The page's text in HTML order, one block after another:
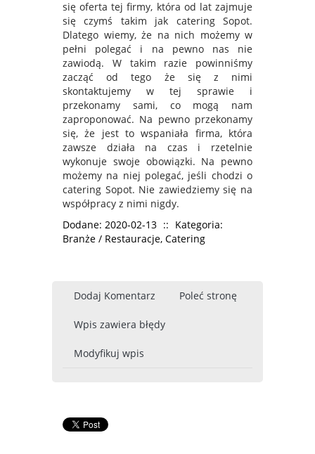
się oferta tej firmy, która od lat zajmuje
się czymś takim jak catering Sopot.
Dlatego wiemy, że na nich możemy w
pełni polegać i na pewno nas nie
zawiodą. W takim razie powinniśmy
zacząć od tego że się z nimi
skontaktujemy w tej sprawie i
przekonamy sami, co mogą nam
zaproponować. Na pewno przekonamy
się, że jest to wspaniała firma, która
zawsze działa na czas i rzetelnie
wykonuje swoje obowiązki. Na pewno
możemy na niej polegać, jeśli chodzi o
catering Sopot. Nie zawiedziemy się na
współpracy z nimi nigdy.
Dodane: 2020-02-13 :: Kategoria:
Branże / Restauracje, Catering
Dodaj Komentarz Poleć stronę
Wpis zawiera błędy
Modyfikuj wpis